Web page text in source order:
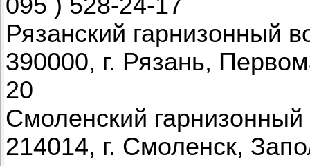
095 ) 528-24-17
Рязанский гарнизонный
390000, г. Рязань,
20
Смоленский
214014, г. Смоленск,